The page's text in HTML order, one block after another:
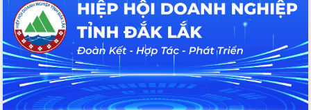
Hội thảo khoa học “Giải pháp thúc đẩy
phát triển nền kinh tế xanh tại tỉnh
Đắk Lắk”
Tăng cường giám sát, đôn đốc thực
hiện nhiệm vụ quản lý tài sản công
hàng tuần
Tháo gỡ những vướng mắc, đẩy mạnh